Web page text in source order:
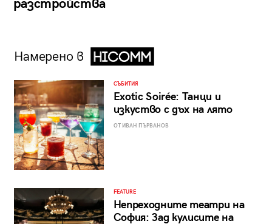
разстройства
Намерено в
СЪБИТИЯ
Exotic Soirée: Танци и
изкуство с дъх на лято
ОТ ИВАН ПЪРВАНОВ
FEATURE
Непреходните театри на
София: Зад кулисите на